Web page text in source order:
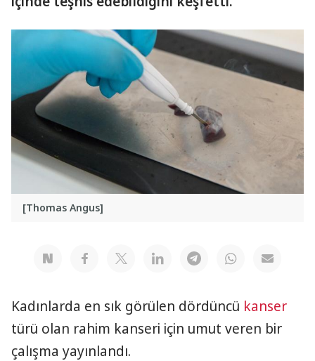
[Thomas Angus]
Kadınlarda en sık görülen dördüncü kanser
türü olan rahim kanseri için umut veren bir
çalışma yayınlandı.